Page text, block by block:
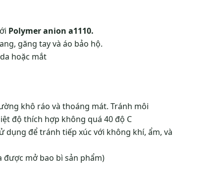
Polymer anion a1110.
găng tay và áo bảo hộ.
hoặc mắt
khô ráo và thoáng mát. Tránh môi
độ thích hợp không quá 40 độ C
dụng để tránh tiếp xúc với không khí, ẩm, và
được mở bao bì sản phẩm)